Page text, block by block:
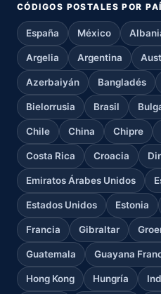
CÓDIGOS POSTALES POR
España México
Argelia Argentina
Azerbaiyán Bangladés
Bielorrusia Brasil
Chile China Chipre
Costa Rica Croacia
Emiratos Árabes Unidos
Estados Unidos Estonia
Francia Gibraltar
Guatemala Guayana
Hong Kong Hungría